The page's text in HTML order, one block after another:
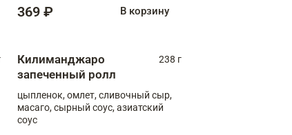
369 ₽ В корзину
Килиманджаро
запеченный ролл
238 г
цыпленок, омлет, сливочный сыр,
масаго, сырный соус, азиатский
соус